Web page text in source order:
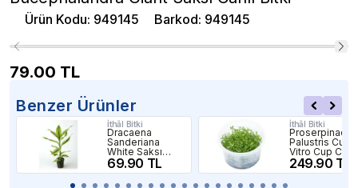
Ürün Kodu: 949145 Barkod: 949145
79.00 TL
Benzer Ürünler
İthâl Bitki
Dracaena
Sanderiana
White Saksı
Canlı Bitki
69.90 TL
İthâl Bitki
Proserpinaca
Palustris Cuba
Vitro Cup Canlı
Bitki
249.90 TL